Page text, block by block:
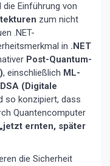
Einführung von
zum nicht
.NET-
in .NET
Post-Quantum-
, einschließlich ML-
(Digitale
so konzipiert, dass
Quantencomputer
„jetzt ernten, später
die Sicherheit